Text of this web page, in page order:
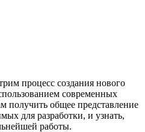
процесс создания нового
современных
получить общее представление
для разработки, и узнать,
работы.